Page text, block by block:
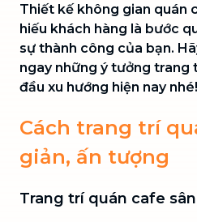
Thiết kế không gian quán
hiếu khách hàng là bước
sự thành công của bạn.
ngay những ý tưởng trang
đầu xu hướng hiện nay nhé!
Cách trang trí
giản, ấn tượng
Trang trí quán cafe